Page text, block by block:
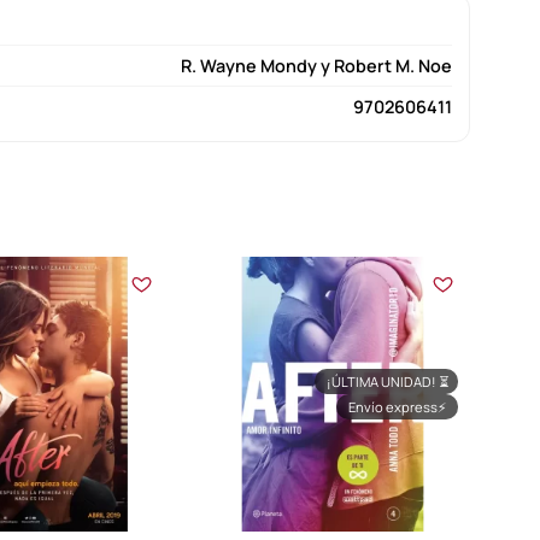
R. Wayne Mondy y Robert M. Noe
9702606411
¡ÚLTIMA UNIDAD! ⏳
Envío express⚡